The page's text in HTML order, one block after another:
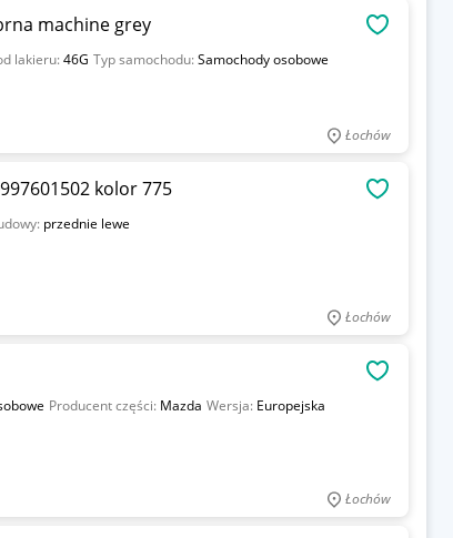
machine grey
lakieru:46G Typ samochodu:Samochody osobowe
Łochów
kolor 775
przednie lewe
Łochów
Producent części: Mazda Wersja: Europejska
Łochów